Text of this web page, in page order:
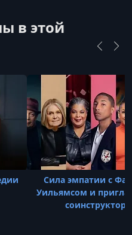
он получил
Тарантино
где сыграл роль
в этой
Сила эмпатии с
Уильямсом и